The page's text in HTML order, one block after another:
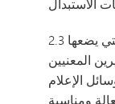
2.3 يجب الإعلان عن توصيفات الوظائف التي يضعها
المعنيين
الإعلام